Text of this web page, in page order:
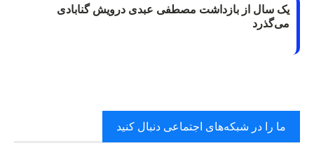
یک سال از بازداشت مصطفی عبدی درویش گنابادی
می‌گذرد
ما را در شبکه‌های اجتماعی دنبال کنید